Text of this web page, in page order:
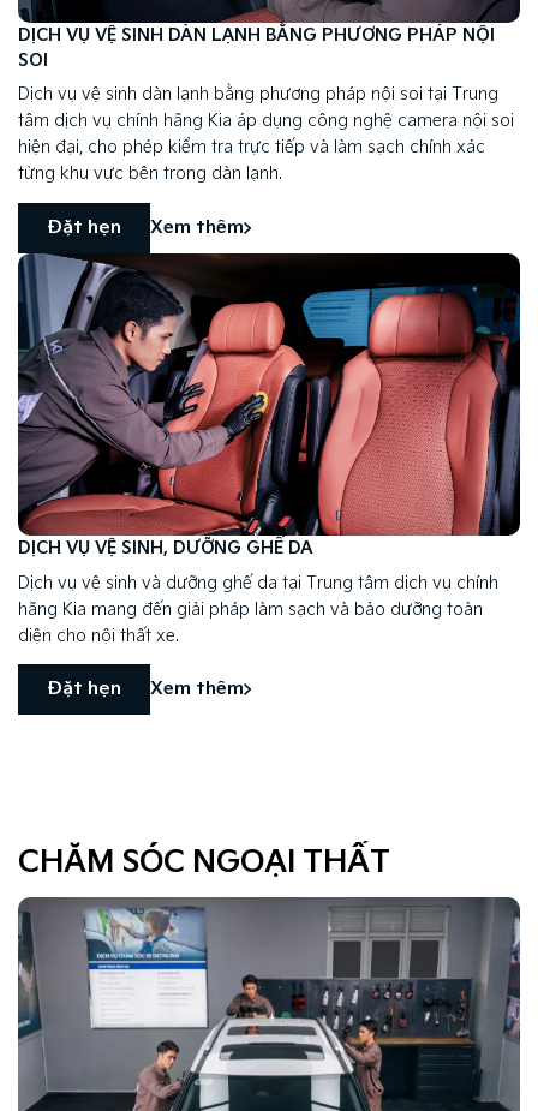
DỊCH VỤ VỆ SINH DÀN LẠNH BẰNG PHƯƠNG PHÁP NỘI
SOI
Dịch vụ vệ sinh dàn lạnh bằng phương pháp nội soi tại Trung
tâm dịch vụ chính hãng Kia áp dụng công nghệ camera nội soi
hiện đại, cho phép kiểm tra trực tiếp và làm sạch chính xác
từng khu vực bên trong dàn lạnh.
Đặt hẹn Xem thêm
DỊCH VỤ VỆ SINH, DƯỠNG GHẾ DA
Dịch vụ vệ sinh và dưỡng ghế da tại Trung tâm dịch vụ chính
hãng Kia mang đến giải pháp làm sạch và bảo dưỡng toàn
diện cho nội thất xe.
Đặt hẹn Xem thêm
CHĂM SÓC NGOẠI THẤT